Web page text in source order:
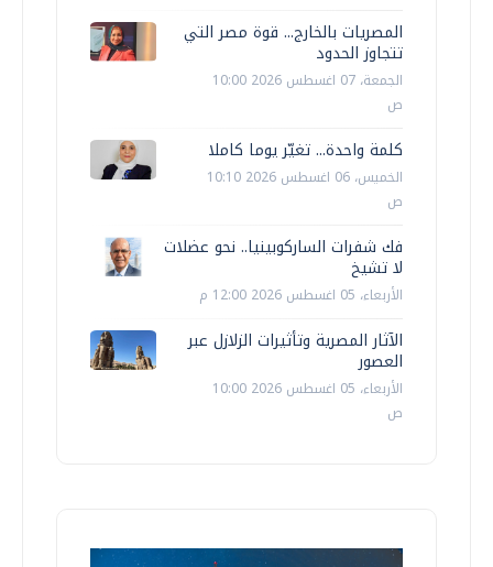
المصريات بالخارج... قوة مصر التي
تتجاوز الحدود
الجمعة، 07 اغسطس 2026 10:00
ص
كلمة واحدة... تغيّر يوما كاملا
الخميس، 06 اغسطس 2026 10:10
ص
فك شفرات الساركوبينيا.. نحو عضلات
لا تشيخ
الأربعاء، 05 اغسطس 2026 12:00 م
الآثار المصرية وتأثيرات الزلازل عبر
العصور
الأربعاء، 05 اغسطس 2026 10:00
ص